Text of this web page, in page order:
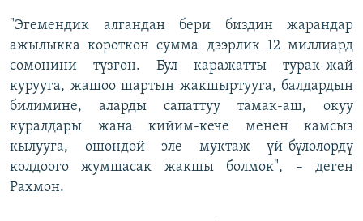
"Эгемендик алгандан бери биздин жарандар
ажылыкка короткон сумма дээрлик 12 миллиард
сомонини түзгөн. Бул каражатты турак-жай
курууга, жашоо шартын жакшыртууга, балдардын
билимине, аларды сапаттуу тамак-аш, окуу
куралдары жана кийим-кече менен камсыз
кылууга, ошондой эле муктаж үй-бүлөлөрдү
колдоого жумшасак жакшы болмок", – деген
Рахмон.